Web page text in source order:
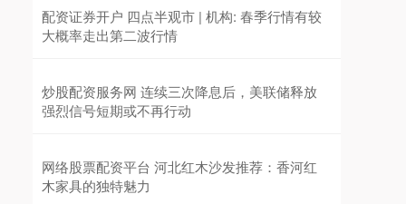
配资证券开户 四点半观市 | 机构: 春季行情有较
大概率走出第二波行情
炒股配资服务网 连续三次降息后，美联储释放
强烈信号短期或不再行动
网络股票配资平台 河北红木沙发推荐：香河红
木家具的独特魅力